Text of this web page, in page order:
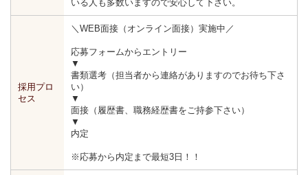
いる人も多数いますので安心して下さい。
採用プロ
セス
＼WEB面接（オンライン面接）実施中／
応募フォームからエントリー
▼
書類選考（担当者から連絡がありますのでお待ち下さ
い）
▼
面接（履歴書、職務経歴書をご持参下さい）
▼
内定
※応募から内定まで最短3日！！